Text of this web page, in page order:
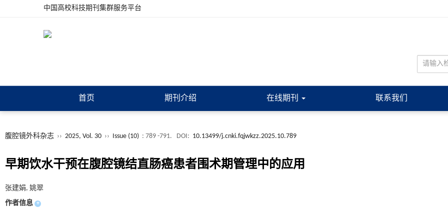
中国高校科技期刊集群服务平台
首页 期刊介绍 在线期刊 联系我们
腹腔镜外科杂志 ›› 2025, Vol. 30 ›› Issue (10) : 789 -791. DOI: 10.13499/j.cnki.fqjwkzz.2025.10.789
早期饮水干预在腹腔镜结直肠癌患者围术期管理中的应用
张建娟, 姚翠
作者信息 +